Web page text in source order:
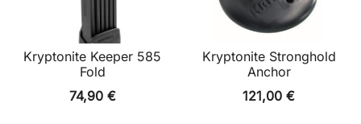
Kryptonite Keeper 585
Fold
74,90 €
Kryptonite Stronghold
Anchor
121,00 €